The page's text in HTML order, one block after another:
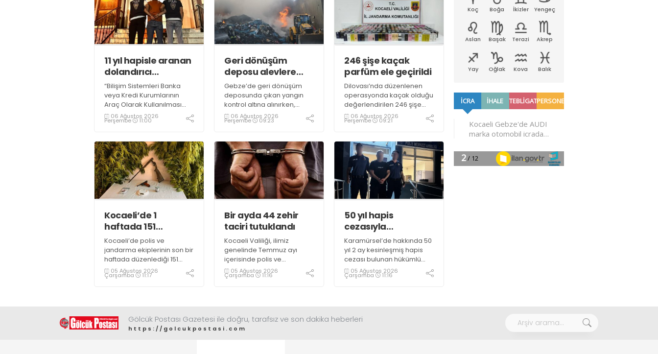
11 yıl hapisle aranan
dolandırıcı
yakalandı
“Bilişim Sistemleri Banka
veya Kredi Kurumlarının
Araç Olarak Kullanılması
Suretiyle Dolandırıcılık”
suçundan 11 yıl 3 ay
bulunan şahıs yakalandı
06 Ağustos 2026
Perşembe 11:00
Geri dönüşüm
deposu alevlere
teslim oldu
Gebze’de geri dönüşüm
deposunda çıkan yangın
kontrol altına alınırken,
duman sebebiyle TEM ve
D100 Karayolu’nda göz gözü
06 Ağustos 2026
Perşembe 09:23
246 şişe kaçak
parfüm ele geçirildi
Dilovası’nda düzenlenen
operasyonda kaçak olduğu
değerlendirilen 246 şişe
parfüm ele geçirildi
06 Ağustos 2026
Perşembe 09:21
Kocaeli’de 1
haftada 151
uyuşturucu
operasyonu
Kocaeli’de polis ve
jandarma ekiplerinin son bir
haftada düzenlediği 151
uyuşturucu operasyonunda
161 şüpheli hakkında adli
madde ile 121 kök kenevir
bitkisi ele geçirilirken, 9
şüpheli tutuklandı
05 Ağustos 2026
Çarşamba 11:17
Bir ayda 44 zehir
taciri tutuklandı
Kocaeli Valiliği, ilimiz
genelinde Temmuz ayı
içerisinde polis ve
jandarma ekiplerince
uyuşturucu ile mücadele
sonucunda uyuşturucu ve
uyarıcı madde kullanan,
ticaretini ve sevkiyatını
05 Ağustos 2026
Çarşamba 11:16
50 yıl hapis
cezasıyla
aranıyordu,
yakalandı
Karamürsel’de hakkında 50
yıl 2 ay kesinleşmiş hapis
cezası bulunan hükümlü
operasyonla gözaltına
alındı
05 Ağustos 2026
Çarşamba 11:16
Koç Boğa İkizler Yengeç
Aslan Başak Terazi Akrep
Yay Oğlak Kova Balık
Gölcük Postası Gazetesi ile doğru, tarafsız ve son dakika heberleri
https://golcukpostasi.com